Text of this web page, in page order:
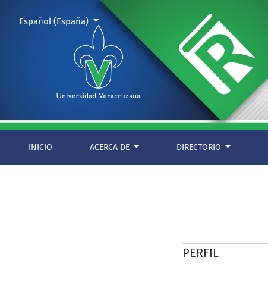
INICIO ACERCA DE DIRECTORIO
Cambiar el idioma. El actual es:
Español (España)
PERFIL